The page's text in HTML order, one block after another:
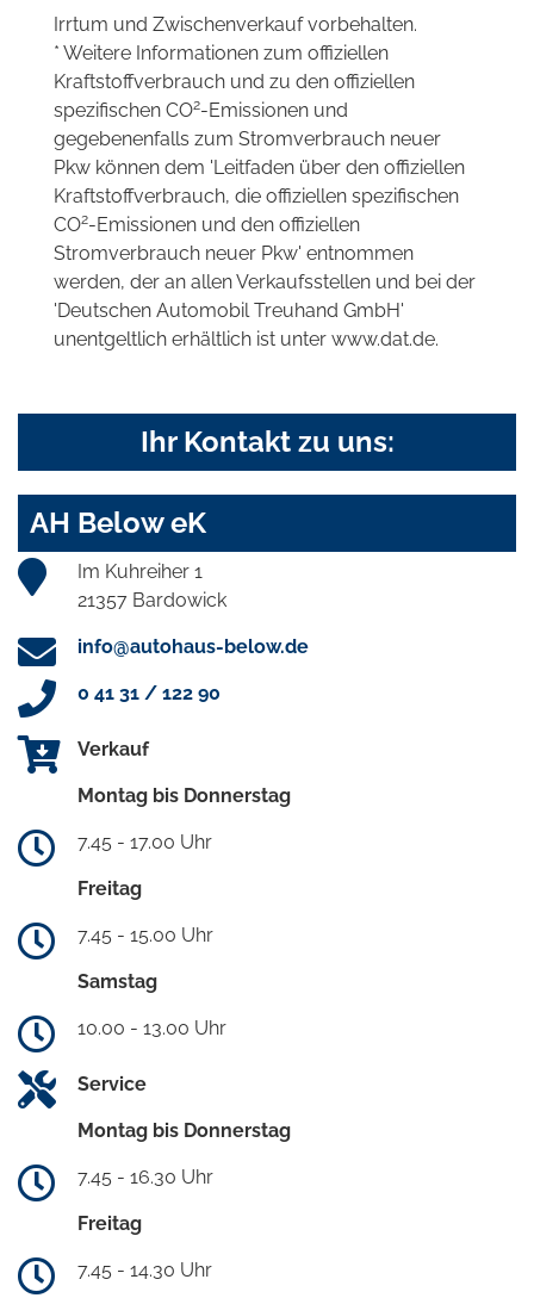
Irrtum und Zwischenverkauf vorbehalten.
* Weitere Informationen zum offiziellen
Kraftstoffverbrauch und zu den offiziellen
spezifischen CO2-Emissionen und
gegebenenfalls zum Stromverbrauch neuer
Pkw können dem 'Leitfaden über den offiziellen
Kraftstoffverbrauch, die offiziellen spezifischen
CO2-Emissionen und den offiziellen
Stromverbrauch neuer Pkw' entnommen
werden, der an allen Verkaufsstellen und bei der
'Deutschen Automobil Treuhand GmbH'
unentgeltlich erhältlich ist unter www.dat.de.
Ihr Kontakt zu uns:
AH Below eK
Im Kuhreiher 1
21357 Bardowick
info@autohaus-below.de
0 41 31 / 122 90
Verkauf
Montag bis Donnerstag
7.45 - 17.00 Uhr
Freitag
7.45 - 15.00 Uhr
Samstag
10.00 - 13.00 Uhr
Service
Montag bis Donnerstag
7.45 - 16.30 Uhr
Freitag
7.45 - 14.30 Uhr